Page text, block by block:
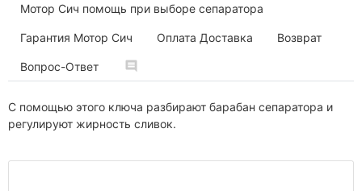
Мотор Сич помощь при выборе сепаратора
Гарантия Мотор Сич Оплата Доставка Возврат
Вопрос-Ответ
С помощью этого ключа разбирают барабан сепаратора и
регулируют жирность сливок.